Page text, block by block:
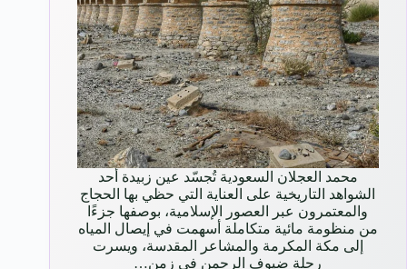
محمد العجلان السعودية تُجسّد عين زبيدة أحد
الشواهد التاريخية على العناية التي حظي بها الحجاج
والمعتمرون عبر العصور الإسلامية، بوصفها جزءًا
من منظومة مائية متكاملة أسهمت في إيصال المياه
إلى مكة المكرمة والمشاعر المقدسة، ويسرت
رحلة ضيوف الرحمن في زمن…